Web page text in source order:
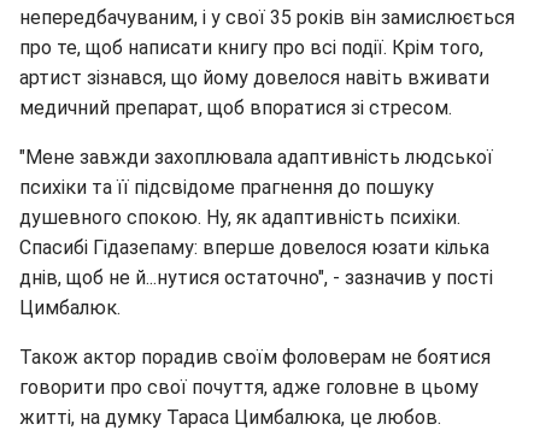
непередбачуваним, і у свої 35 років він замислюється
про те, щоб написати книгу про всі події. Крім того,
артист зізнався, що йому довелося навіть вживати
медичний препарат, щоб впоратися зі стресом.
"Мене завжди захоплювала адаптивність людської
психіки та її підсвідоме прагнення до пошуку
душевного спокою. Ну, як адаптивність психіки.
Спасибі Гідазепаму: вперше довелося юзати кілька
днів, щоб не й...нутися остаточно", - зазначив у пості
Цимбалюк.
Також актор порадив своїм фоловерам не боятися
говорити про свої почуття, адже головне в цьому
житті, на думку Тараса Цимбалюка, це любов.